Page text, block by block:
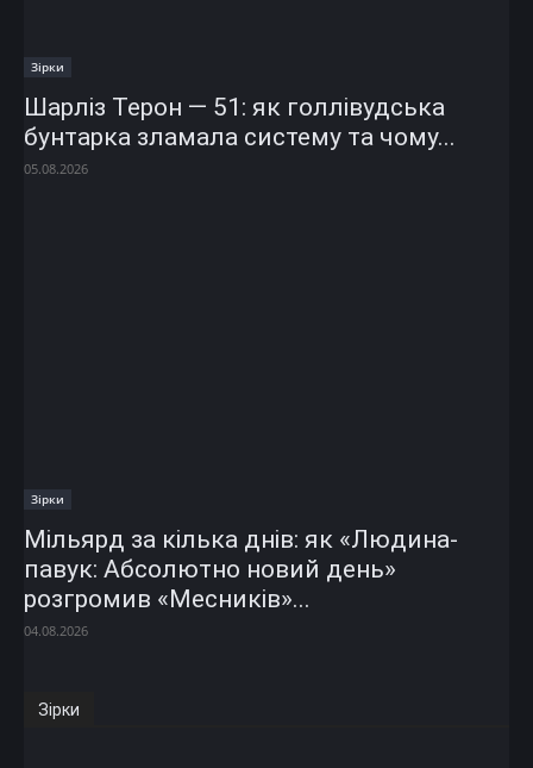
Зірки
Шарліз Терон — 51: як голлівудська
бунтарка зламала систему та чому...
05.08.2026
Зірки
Мільярд за кілька днів: як «Людина-
павук: Абсолютно новий день»
розгромив «Месників»...
04.08.2026
Зірки